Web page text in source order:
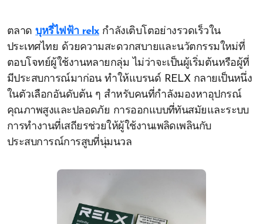
ตลาดบุหรี่ไฟฟ้า relxกำลังเติบโตอย่างรวดเร็วใน
ประเทศไทย ด้วยความสะดวกสบายและนวัตกรรมใหม่ที่
ตอบโจทย์ผู้ใช้งานหลายกลุ่ม ไม่ว่าจะเป็นผู้เริ่มต้นหรือผู้ที่
มีประสบการณ์มาก่อน ทำให้แบรนด์ RELX กลายเป็นหนึ่ง
ในตัวเลือกอันดับต้น ๆ สำหรับคนที่กำลังมองหาอุปกรณ์
คุณภาพสูงและปลอดภัย การออกแบบที่ทันสมัยและระบบ
การทำงานที่เสถียรช่วยให้ผู้ใช้งานเพลิดเพลินกับ
ประสบการณ์การสูบที่นุ่มนวล